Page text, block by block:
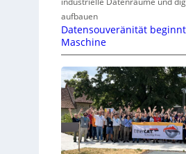
aufbauen
Datensouveränität
Maschine